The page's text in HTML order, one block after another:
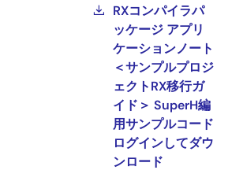
RXコンパイラパ
ッケージ アプリ
ケーションノート
＜サンプルプロジ
ェクトRX移行ガ
イド＞ SuperH編
用サンプルコード
ログインしてダウ
ンロード